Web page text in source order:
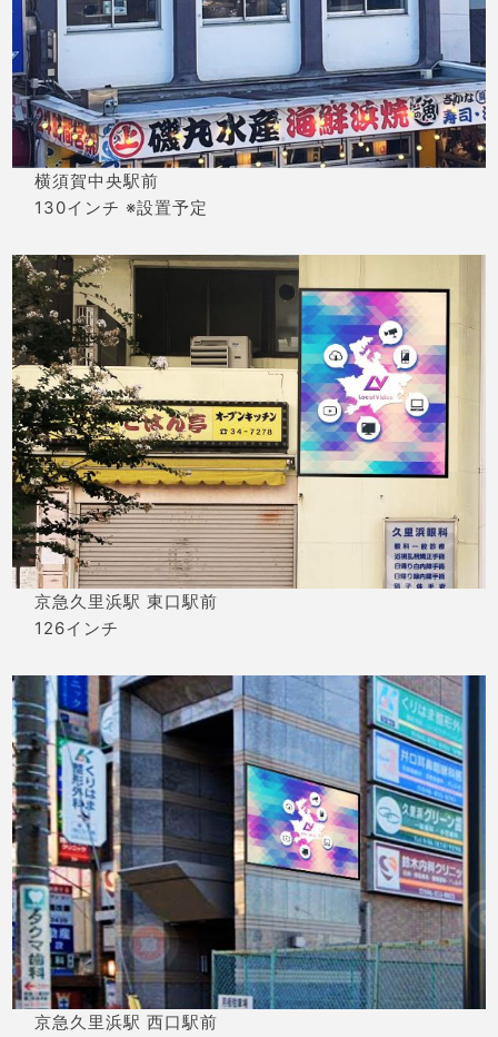
横須賀中央駅前
130インチ ※設置予定
京急久里浜駅 東口駅前
126インチ
京急久里浜駅 西口駅前